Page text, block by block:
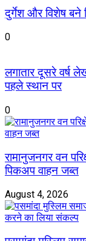
दुर्गेश और विशेष बने
0
लगातार दूसरे वर्ष
पहले स्थान पर
0
रामानुजनगर वन
पिकअप वाहन जब्त
August 4, 2026